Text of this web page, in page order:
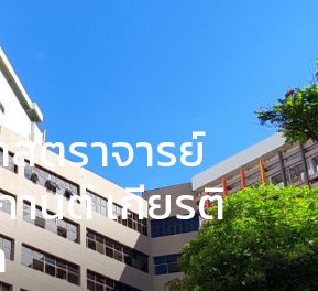
ตราจารย์
านต์ เกียรติ